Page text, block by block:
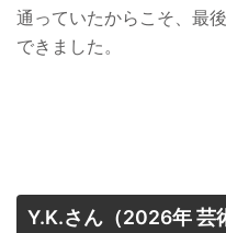
通っていたからこそ、最
できました。
Y.K.さん （2026年 芸